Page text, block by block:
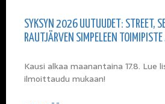
SYKSYN 2026 UUTUUDET: STREET,
RAUTJÄRVEN SIMPELEEN TOIMIPISTE
Kausi alkaa maanantaina 17.8. Lue
ilmoittaudu mukaan!